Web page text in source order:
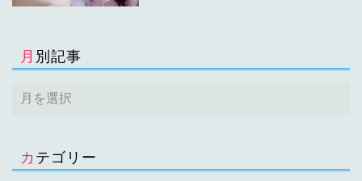
月別記事
カテゴリー